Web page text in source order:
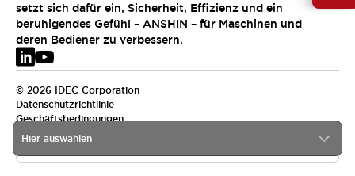
Hier auswählen
setzt sich dafür ein, Sicherheit, Effizienz und ein
beruhigendes Gefühl – ANSHIN – für Maschinen und
deren Bediener zu verbessern.
© 2026 IDEC Corporation
Datenschutzrichtlinie
Geschäftsbedingungen
EMEA